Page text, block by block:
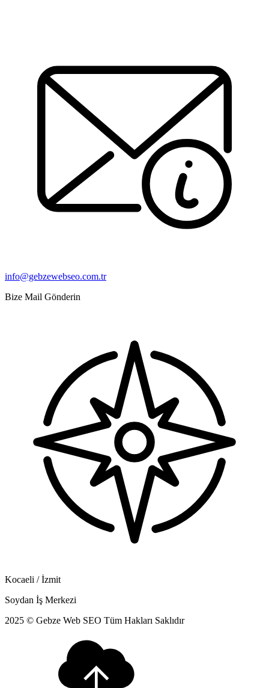
info@gebzewebseo.com.tr
Bize Mail Gönderin
Kocaeli / İzmit
Soydan İş Merkezi
2025 © Gebze Web SEO Tüm Hakları Saklıdır